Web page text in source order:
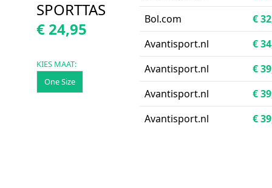
SPORTTAS
€ 24,95
KIES MAAT:
One Size
Bol.com
€
Avantisport.nl
€
Avantisport.nl
€
Avantisport.nl
€
Avantisport.nl
€